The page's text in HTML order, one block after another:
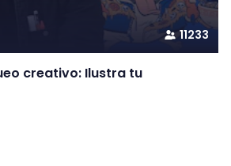
11233
creativo: Ilustra tu